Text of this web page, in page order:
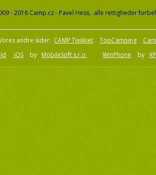
- 2018 Camp.cz - Pavel Hess, alle rettigheder
andre sider: CAMP Tjekkiet TopCamping
iOS by MobileSoft s.r.o WinPhone by